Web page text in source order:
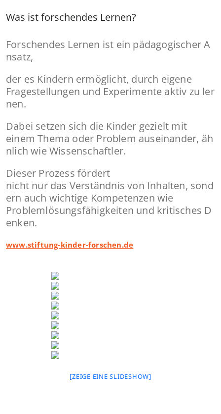
Was ist forschendes Lernen?
Forschendes Lernen ist ein pädagogischer A
nsatz,
der es Kindern ermöglicht, durch eigene
Fragestellungen und Experimente aktiv zu ler
nen.
Dabei setzen sich die Kinder gezielt mit
einem Thema oder Problem auseinander, äh
nlich wie Wissenschaftler.
Dieser Prozess fördert
nicht nur das Verständnis von Inhalten, sond
ern auch wichtige Kompetenzen wie
Problemlösungsfähigkeiten und kritisches D
enken.
www.stiftung-kinder-forschen.de
[ZEIGE EINE SLIDESHOW]